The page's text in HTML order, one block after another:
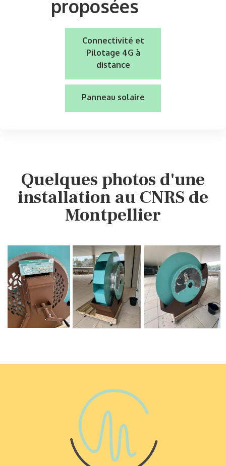
proposées
Connectivité et
Pilotage 4G à
distance
Panneau solaire
Quelques photos d'une
installation au CNRS de
Montpellier